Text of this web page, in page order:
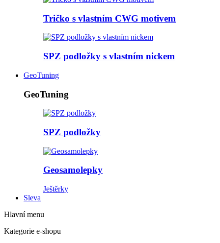
Tričko s vlastním CWG motivem
SPZ podložky s vlastním nickem
GeoTuning
GeoTuning
SPZ podložky
Geosamolepky
Ještěrky
Sleva
Hlavní menu
Kategorie e-shopu